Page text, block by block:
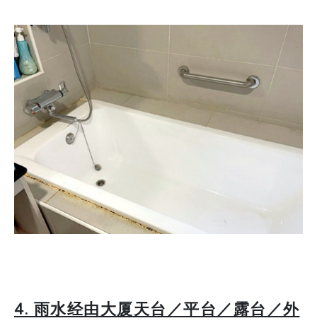
4. 雨水经由大厦天台／平台／露台／外